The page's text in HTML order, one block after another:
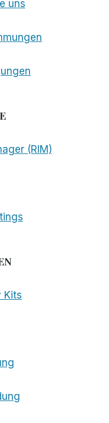
uns
(RIM)
Kits